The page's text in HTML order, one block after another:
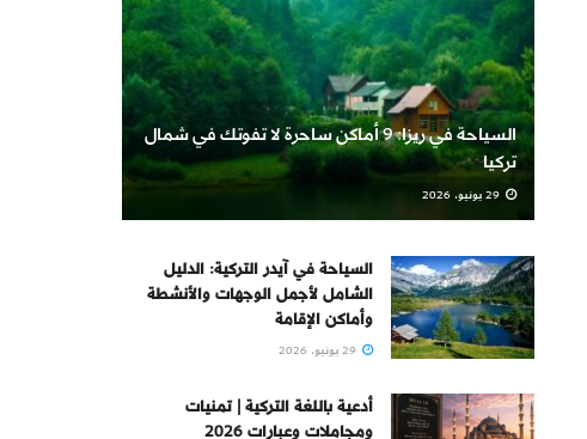
السياحة في ريزا: 9 أماكن ساحرة لا تفوتك في شمال
تركيا
السياحة في آيدر التركية: الدليل
الشامل لأجمل الوجهات والأنشطة
وأماكن الإقامة
أدعية باللغة التركية | تمنيات
ومجاملات وعبارات 2026